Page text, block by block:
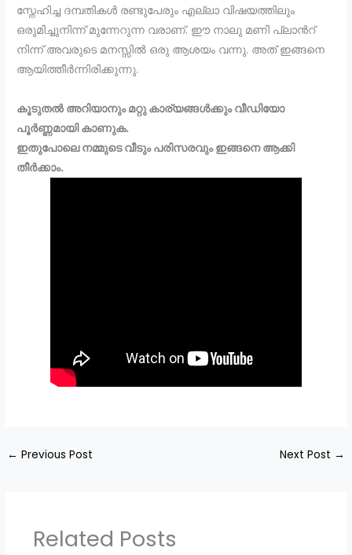
സ്നേഹിച്ച ദമ്പതികൾ രണ്ടുപേരും എല്ലാ വിഷയത്തിലും
ഒരുമിച്ചുനിന്ന് മുന്നേറുന്ന വരാണ്. ഈ നാലു മണി പ്ലാൻറ്
നിന്ന് അവരുടെ മനസ്സിൽ ഒരു ആശയം വന്നു. അത് ഇങ്ങനെ
ആയിത്തീർന്നിരിക്കുന്നു.
കൂടുതൽ അറിയാനും മറ്റു കാര്യങ്ങൾക്കും വീഡിയോ
പൂർണ്ണമായി കാണുക.
ഇതുപോലെ നമ്മുടെ വീടും പരിസരവും ഇങ്ങനെ ആക്കി
തീർക്കാം.
← Previous Post Next Post →
Related Posts